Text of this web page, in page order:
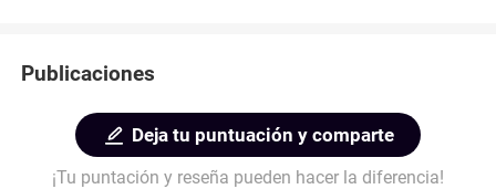
Publicaciones
Deja tu puntuación y comparte
¡Tu puntación y reseña pueden hacer la diferencia!